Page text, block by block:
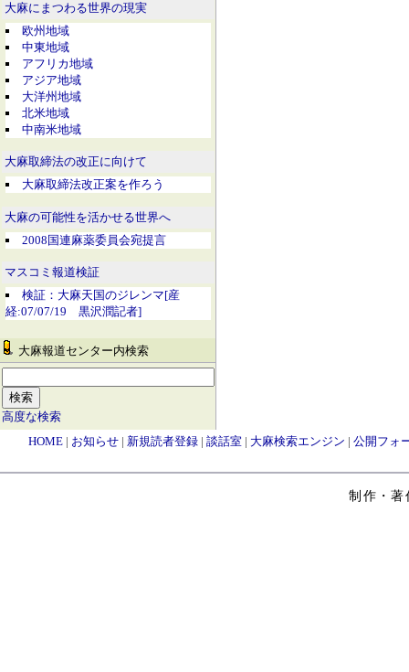
大麻にまつわる世界の現実
欧州地域
中東地域
アフリカ地域
アジア地域
大洋州地域
北米地域
中南米地域
大麻取締法の改正に向けて
大麻取締法改正案を作ろう
大麻の可能性を活かせる世界へ
2008国連麻薬委員会宛提言
マスコミ報道検証
検証：大麻天国のジレンマ[産
経:07/07/19 黒沢潤記者]
大麻報道センター内検索
高度な検索
HOME | お知らせ | 新規読者登録 | 談話室 | 大麻検索エンジン | 公開フォ
制作・